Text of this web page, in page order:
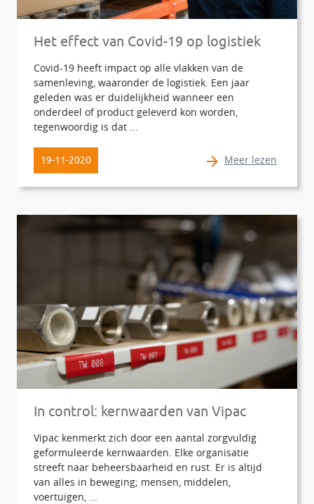
Het effect van Covid-19 op logistiek
Covid-19 heeft impact op alle vlakken van de
samenleving, waaronder de logistiek. Een jaar
geleden was er duidelijkheid wanneer een
onderdeel of product geleverd kon worden,
tegenwoordig is dat ...
19-11-2020 Meer lezen
In control: kernwaarden van Vipac
Vipac kenmerkt zich door een aantal zorgvuldig
geformuleerde kernwaarden. Elke organisatie
streeft naar beheersbaarheid en rust. Er is altijd
van alles in beweging; mensen, middelen,
voertuigen, ...